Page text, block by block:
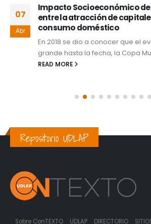
07
Abr
Impacto Socioeconómico
entre la atracción de
consumo doméstico
En 2018 se dio a conocer que el
grande hasta la fecha, la Copa
READ MORE
Repositorio UDLAP
Sobre ConTEXTO UDLAP DIRECTORIO